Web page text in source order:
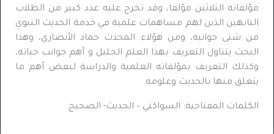
مؤلفاته الثلاثين مؤلفا، وقد تخرج عليه عدد كبير من الطلاب
النابهين الذين لهم مساهمات علمية في خدمة الحديث النبوي
من شتى جوانبه، ومن هؤلاء المحدث حماد الأنصاري، وهذا
البحث يتناول التعريف بهذا العلم الجليل و أهم جوانب حياته،
وكذلك التعريف بمؤلفاته العلمية والدراسة لبعض أهم ما
يتعلق منها بالحديث وعلومه.
الكلمات المفتاحية: السواكني – الحديث- الصحيح.